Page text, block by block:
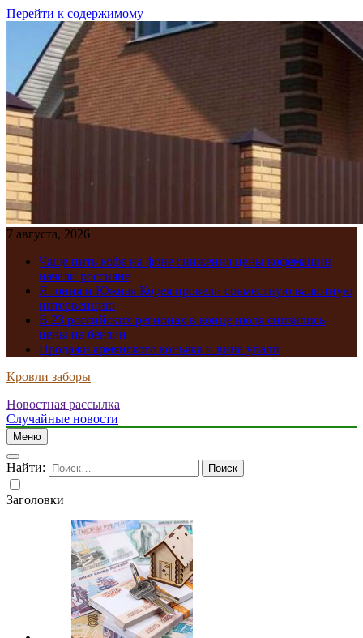
Перейти к содержимому
7 августа, 2026
Чаще пить кофе на фоне снижения цены кофемашин
начали россияне
Япония и Южная Корея провели совместную валютную
интервенцию
В 23 российских регионах в конце июля снизились
цены на бензин
Продажи армянского коньяка и вина упали
Кровли заборы
Новостная рассылка
Случайные новости
Меню
Найти:
Заголовки